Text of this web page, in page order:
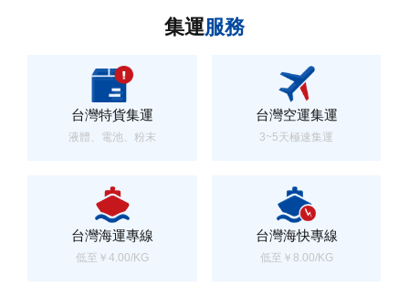
集運服務
台灣特貨集運
液體、電池、粉末
台灣空運集運
3~5天極速集運
台灣海運專線
低至￥4.00/KG
台灣海快專線
低至￥8.00/KG